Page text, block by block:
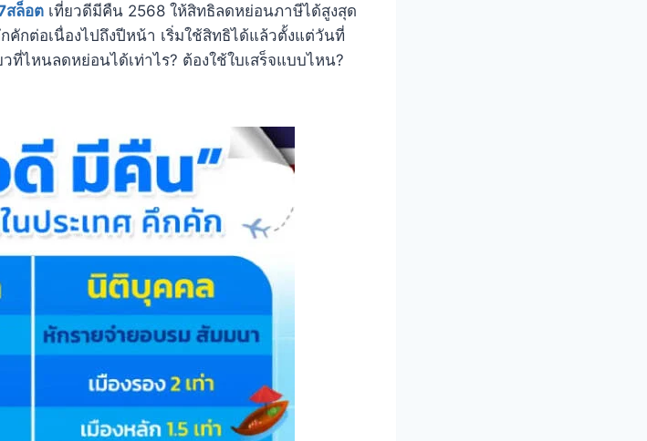
สล็อต เที่ยวดีมีคืน 2568 ให้สิทธิลดหย่อนภาษีได้สูงสุด
คักต่อเนื่องไปถึงปีหน้า เริ่มใช้สิทธิได้แล้วตั้งแต่วันที่
ที่ไหนลดหย่อนได้เท่าไร? ต้องใช้ใบเสร็จแบบไหน?